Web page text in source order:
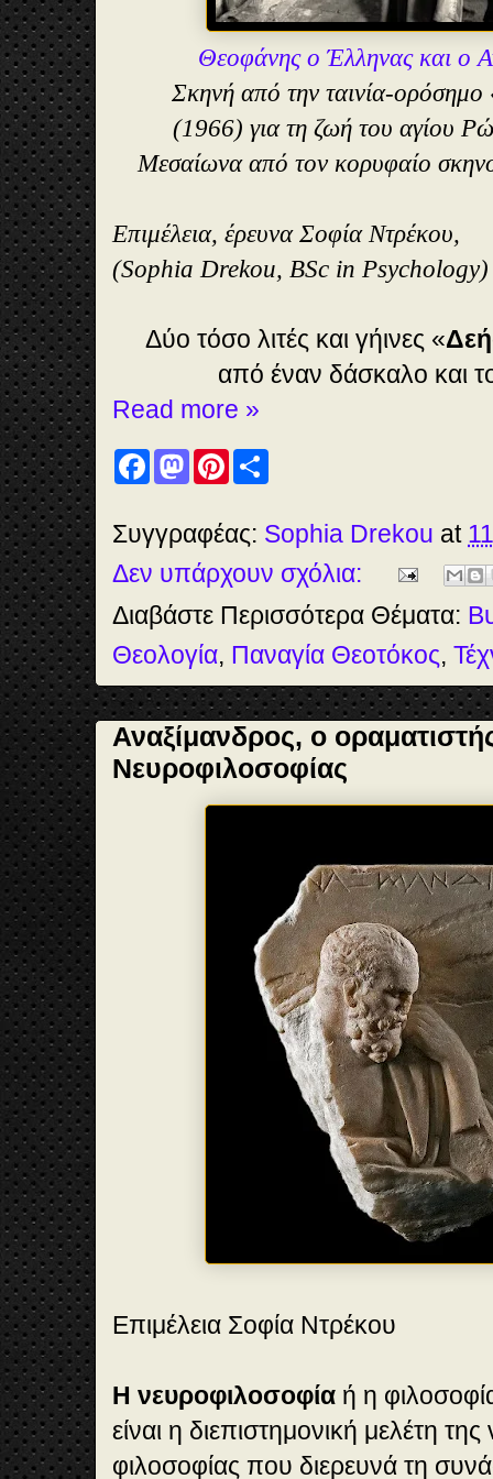
Θεοφάνης ο Έλληνας και ο
Σκηνή από την ταινία-ορόσημο
(1966) για τη ζωή του αγίου
Μεσαίωνα από τον κορυφαίο
Επιμέλεια, έρευνα Σοφία Ντρέκου,
(Sophia Drekou, BSc in Psychology)
Δύο τόσο λιτές και γήινες «
από έναν δάσκαλο και
Read more »
F
a
b
o
o
k
M
a
o
d
o
n
P
e
r
e
s
e
Συγγραφέας: Sophia Drekou at
Δεν υπάρχουν σχόλια:
Διαβάστε Περισσότερα Θέματα:
Θεολογία, Παναγία Θεοτόκος,
Αναξίμανδρος, ο
Νευροφιλοσοφίας
Επιμέλεια Σοφία Ντρέκου
Η νευροφιλοσοφία ή η
είναι η διεπιστημονική μελέτη
φιλοσοφίας που διερευνά τη